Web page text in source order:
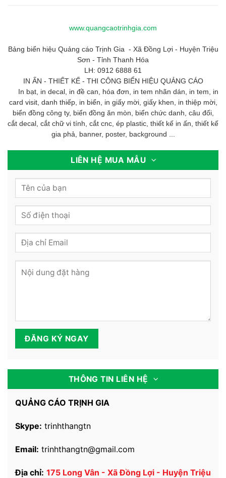
www.quangcaotrinhgia.com
Bảng biển hiệu Quảng cáo Trịnh Gia - Xã Đồng Lợi - Huyện Triệu
Sơn - Tỉnh Thanh Hóa
LH: 0912 6888 61
IN ẤN - THIẾT KẾ - THI CÔNG BIỂN HIỆU QUẢNG CÁO
In bạt, in decal, in đề can, hóa đơn, in tem nhãn dán, in tem, in
card visit, danh thiếp, in biển, in giấy mời, giấy khen, in thiệp mời,
biển đồng công ty, biển đồng ăn mòn, biển chức danh, câu đối,
cắt decal, cắt chữ vi tính, cắt cnc, ép plastic, thiết kế in ấn, thiết kế
gia phả, banner, poster, background ...
LIÊN HỆ MUA MẪU
THÔNG TIN LIÊN HỆ
QUẢNG CÁO TRỊNH GIA
Skype: trinhthangtn
Email: trinhthangtn@gmail.com
Địa chỉ: 175 Long Vân - Xã Đồng Lợi - Huyện Triệu